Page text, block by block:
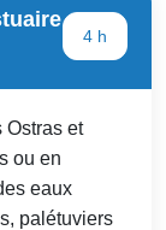
4 h
Ostras et
ou en
eaux
palétuviers